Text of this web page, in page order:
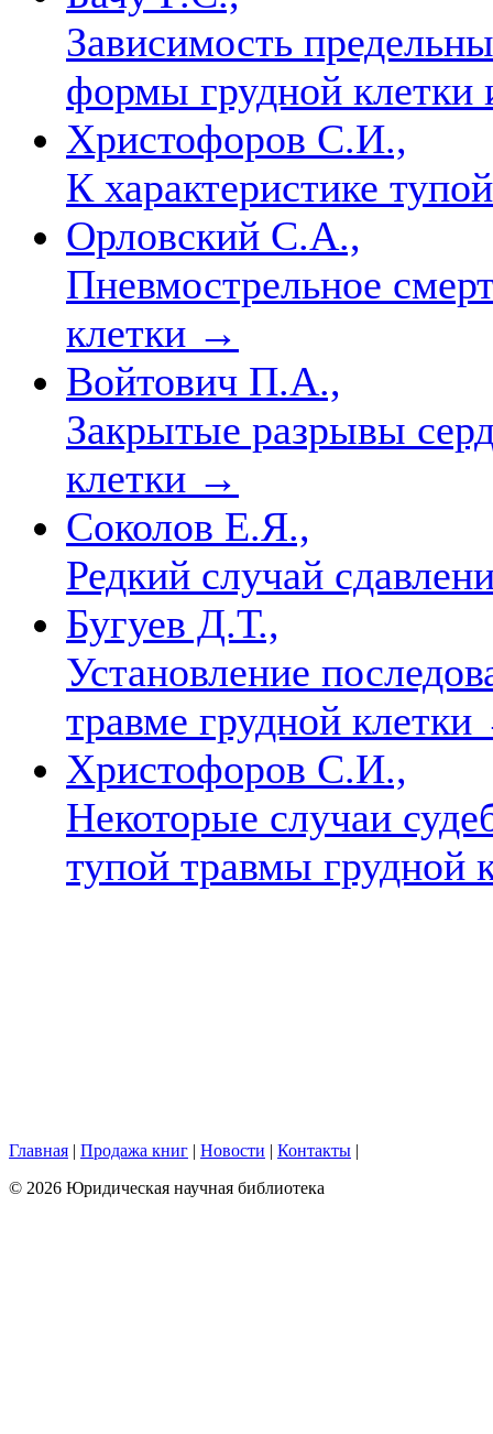
Зависимость
формы грудной клетки
Христофоров С.И.,
К характеристике
Орловский С.А.,
Пневмострельное
клетки →
Войтович П.А.,
Закрытые разрывы
клетки →
Соколов Е.Я.,
Редкий случай
Бугуев Д.Т.,
Установление
травме грудной клетки
Христофоров С.И.,
Некоторые случаи
тупой травмы грудной
Главная | Продажа книг | Новости | Контакты |
© 2026 Юридическая научная библиотека